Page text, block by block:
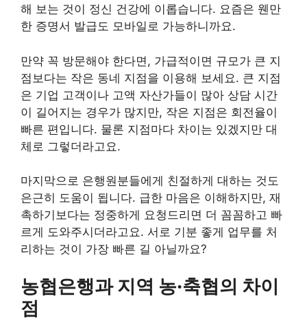
해 보는 것이 정신 건강에 이롭습니다. 요즘은 웬만
한 증명서 발급도 모바일로 가능하니까요.
만약 꼭 방문해야 한다면, 가급적이면 규모가 큰 지
점보다는 작은 동네 지점을 이용해 보세요. 큰 지점
은 기업 고객이나 고액 자산가들이 많아 상담 시간
이 길어지는 경우가 많지만, 작은 지점은 회전율이
빠른 편입니다. 물론 지점마다 차이는 있겠지만 대
체로 그렇더라고요.
마지막으로 은행원분들에게 친절하게 대하는 것도
은근히 도움이 됩니다. 급한 마음은 이해하지만, 재
촉하기보다는 정중하게 요청드리면 더 꼼꼼하고 빠
르게 도와주시더라고요. 서로 기분 좋게 업무를 처
리하는 것이 가장 빠른 길 아닐까요?
농협은행과 지역 농·축협의 차이
점